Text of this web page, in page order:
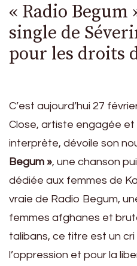
« Radio Begum
single de
pour les droits
C’est aujourd’hui 27
Close, artiste engagée
interprète, dévoile son
Begum », une chanson
dédiée aux femmes de
vraie de Radio Begum,
femmes afghanes et
talibans, ce titre est un
l’oppression et pour la